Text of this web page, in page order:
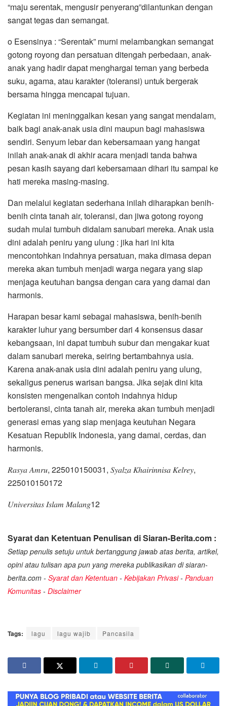
“maju serentak, mengusir penyerang”dilantunkan dengan
sangat tegas dan semangat.
o Esensinya : “Serentak” murni melambangkan semangat
gotong royong dan persatuan ditengah perbedaan, anak-
anak yang hadir dapat menghargai teman yang berbeda
suku, agama, atau karakter (toleransi) untuk bergerak
bersama hingga mencapai tujuan.
Kegiatan ini meninggalkan kesan yang sangat mendalam,
baik bagi anak-anak usia dini maupun bagi mahasiswa
sendiri. Senyum lebar dan kebersamaan yang hangat
inilah anak-anak di akhir acara menjadi tanda bahwa
pesan kasih sayang dari kebersamaan dihari itu sampai ke
hati mereka masing-masing.
Dan melalui kegiatan sederhana inilah diharapkan benih-
benih cinta tanah air, toleransi, dan jiwa gotong royong
sudah mulai tumbuh didalam sanubari mereka. Anak usia
dini adalah peniru yang ulung : jika hari ini kita
mencontohkan indahnya persatuan, maka dimasa depan
mereka akan tumbuh menjadi warga negara yang siap
menjaga keutuhan bangsa dengan cara yang damai dan
harmonis.
Harapan besar kami sebagai mahasiswa, benih-benih
karakter luhur yang bersumber dari 4 konsensus dasar
kebangsaan, ini dapat tumbuh subur dan mengakar kuat
dalam sanubari mereka, seiring bertambahnya usia.
Karena anak-anak usia dini adalah peniru yang ulung,
sekaligus penerus warisan bangsa. Jika sejak dini kita
konsisten mengenalkan contoh indahnya hidup
bertoleransi, cinta tanah air, mereka akan tumbuh menjadi
generasi emas yang siap menjaga keutuhan Negara
Kesatuan Republik Indonesia, yang damai, cerdas, dan
harmonis.
𝑅𝑎𝑠𝑦𝑎 𝐴𝑚𝑟𝑢, 225010150031, 𝑆𝑦𝑎𝑙𝑧𝑎 𝐾ℎ𝑎𝑖𝑟𝑖𝑛𝑛𝑖𝑠𝑎 𝐾𝑒𝑙𝑟𝑒𝑦,
225010150172
𝑈𝑛𝑖𝑣𝑒𝑟𝑠𝑖𝑡𝑎𝑠 𝐼𝑠𝑙𝑎𝑚 𝑀𝑎𝑙𝑎𝑛𝑔12
Syarat dan Ketentuan Penulisan di Siaran-Berita.com :
Setiap penulis setuju untuk bertanggung jawab atas berita, artikel,
opini atau tulisan apa pun yang mereka publikasikan di siaran-
berita.com - Syarat dan Ketentuan - Kebijakan Privasi- Panduan
Komunitas - Disclaimer
Tags: lagu lagu wajib Pancasila